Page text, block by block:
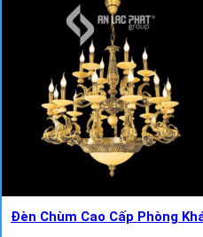
Đèn Chùm Cao Cấp Phòng